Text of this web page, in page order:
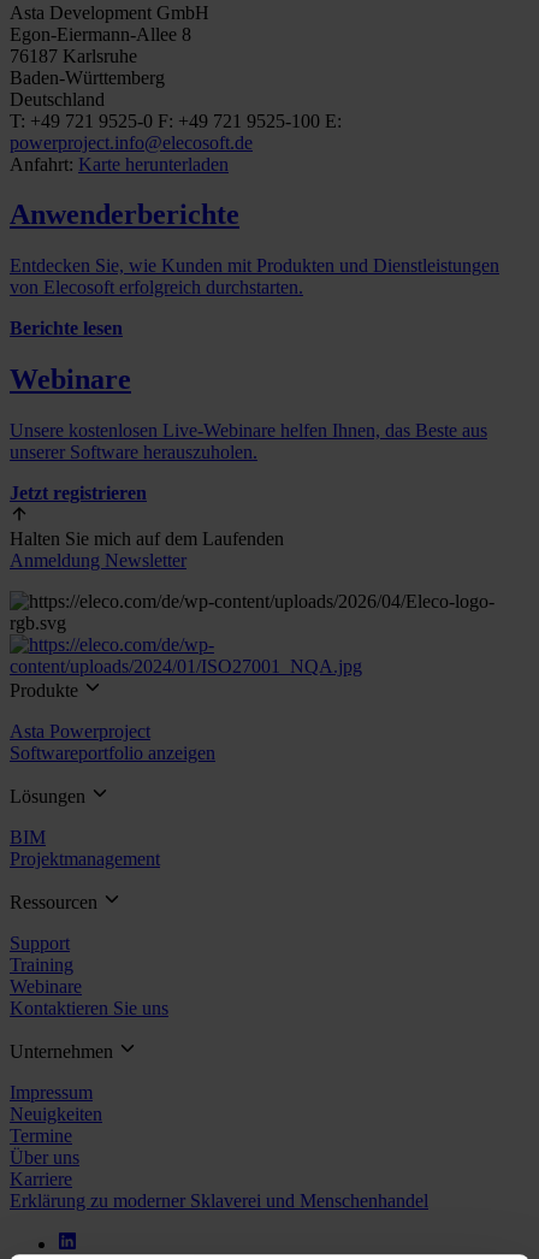
Asta Development GmbH
Egon-Eiermann-Allee 8
76187 Karlsruhe
Baden-Württemberg
Deutschland
T: +49 721 9525-0 F: +49 721 9525-100 E:
powerproject.info@elecosoft.de
Anfahrt: Karte herunterladen
Anwenderberichte
Entdecken Sie, wie Kunden mit Produkten und Dienstleistungen
von Elecosoft erfolgreich durchstarten.
Berichte lesen
Webinare
Unsere kostenlosen Live-Webinare helfen Ihnen, das Beste aus
unserer Software herauszuholen.
Jetzt registrieren
Halten Sie mich auf dem Laufenden
Anmeldung Newsletter
Produkte
Asta Powerproject
Softwareportfolio anzeigen
Lösungen
BIM
Projektmanagement
Ressourcen
Support
Training
Webinare
Kontaktieren Sie uns
Unternehmen
Impressum
Neuigkeiten
Termine
Über uns
Karriere
Erklärung zu moderner Sklaverei und Menschenhandel